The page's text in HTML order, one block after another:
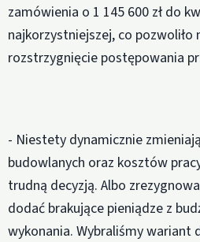
zamówienia o 1 145 600 zł do
najkorzystniejszej, co pozwoliło
rozstrzygnięcie postępowania
- Niestety dynamicznie
budowlanych oraz kosztów
trudną decyzją. Albo
dodać brakujące pieniądze z
wykonania. Wybraliśmy wariant